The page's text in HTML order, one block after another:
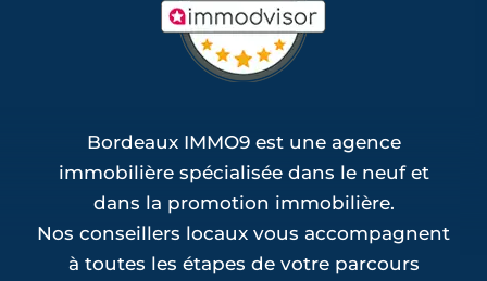
Bordeaux IMMO9 est une agence
immobilière spécialisée dans le neuf et
dans la promotion immobilière.
Nos conseillers locaux vous accompagnent
à toutes les étapes de votre parcours